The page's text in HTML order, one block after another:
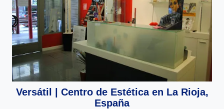
Versátil | Centro de Estética en La Rioja,
España